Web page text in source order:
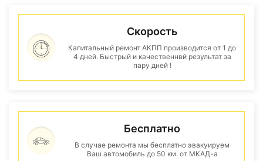
Скорость
Капитальный ремонт АКПП производится от 1 до
4 дней. Быстрый и качественнвй результат за
пару дней !
Бесплатно
В случае ремонта мы бесплатно эвакуируем
Ваш автомобиль до 50 км. от МКАД-а